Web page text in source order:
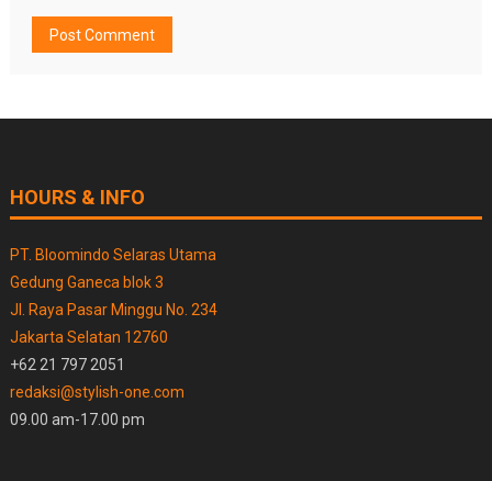
HOURS & INFO
PT. Bloomindo Selaras Utama
Gedung Ganeca blok 3
Jl. Raya Pasar Minggu No. 234
Jakarta Selatan 12760
+62 21 797 2051
redaksi@stylish-one.com
09.00 am-17.00 pm